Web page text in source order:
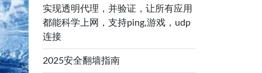
实现透明代理，并验证，让所有应用
都能科学上网，支持ping,游戏，udp
连接
2025安全翻墙指南